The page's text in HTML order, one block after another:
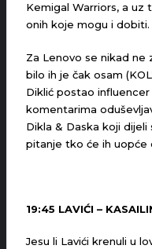
Kemigal Warriors, a uz
onih koje mogu i dobiti.
Za Lenovo se nikad ne
bilo ih je čak osam
Diklić postao
komentarima
Dikla & Daska koji
pitanje tko će ih uopće
19:45 LAVIĆI –
Jesu li Lavići krenuli u